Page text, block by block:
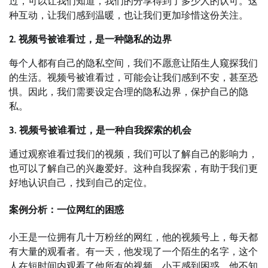
种互动，让我们感到温暖，也让我们更加珍惜这份关注。
2. 视频号被谁看过，是一种隐私的边界
每个人都有自己的隐私空间，我们不愿意让陌生人窥探我们
的生活。视频号被谁看过，可能会让我们感到不安，甚至恐
惧。因此，我们需要设定合理的隐私边界，保护自己的隐
私。
3. 视频号被谁看过，是一种自我探索的机会
通过观察谁看过我们的视频，我们可以了解自己的影响力，
也可以了解自己的兴趣爱好。这种自我探索，有助于我们更
好地认识自己，找到自己的定位。
案例分析：一位网红的困惑
小王是一位拥有几十万粉丝的网红，他的视频号上，每天都
有大量的观看者。有一天，他发现了一个陌生的名字，这个
人在短时间内观看了他所有的视频。小王感到困惑，他不知